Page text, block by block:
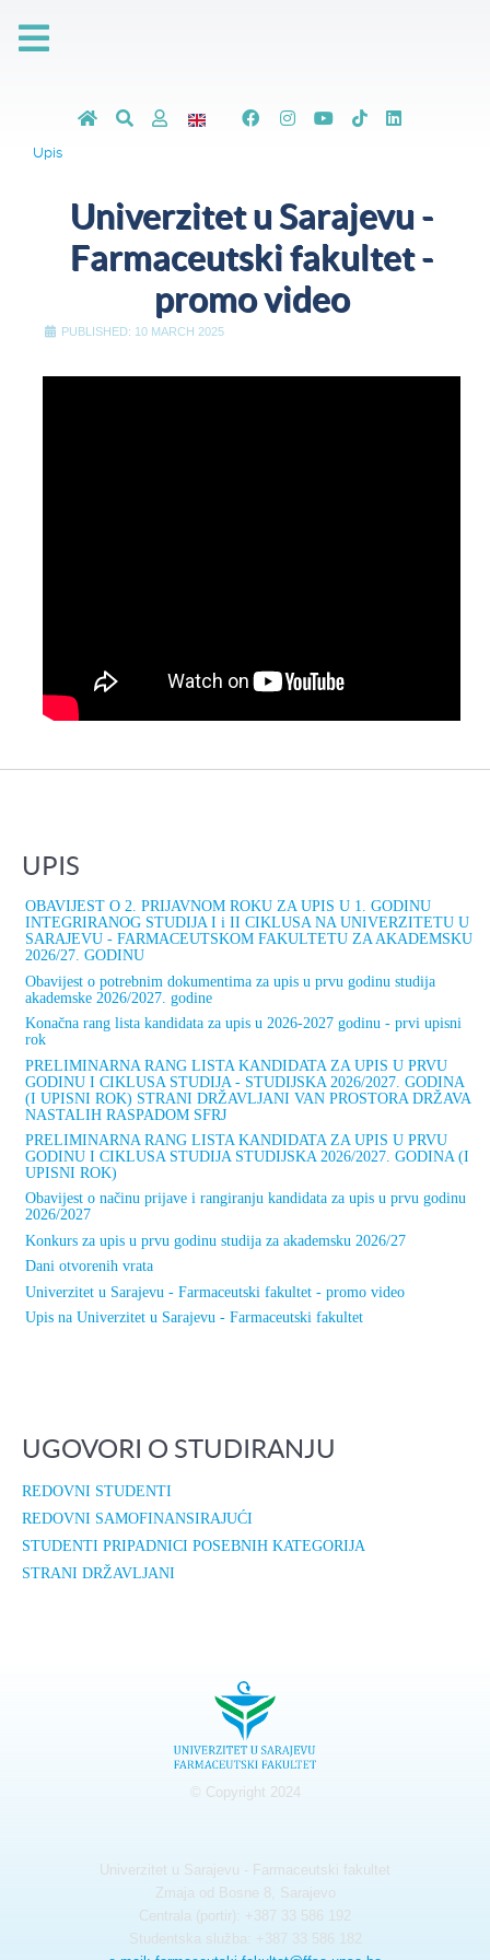
Upis
Univerzitet u Sarajevu -
Farmaceutski fakultet -
promo video
PUBLISHED: 10 MARCH 2025
UPIS
OBAVIJEST O 2. PRIJAVNOM ROKU ZA UPIS U 1. GODINU
INTEGRIRANOG STUDIJA I i II CIKLUSA NA UNIVERZITETU U
SARAJEVU - FARMACEUTSKOM FAKULTETU ZA AKADEMSKU
2026/27. GODINU
Obavijest o potrebnim dokumentima za upis u prvu godinu studija
akademske 2026/2027. godine
Konačna rang lista kandidata za upis u 2026-2027 godinu - prvi upisni
rok
PRELIMINARNA RANG LISTA KANDIDATA ZA UPIS U PRVU
GODINU I CIKLUSA STUDIJA - STUDIJSKA 2026/2027. GODINA
(I UPISNI ROK) STRANI DRŽAVLJANI VAN PROSTORA DRŽAVA
NASTALIH RASPADOM SFRJ
PRELIMINARNA RANG LISTA KANDIDATA ZA UPIS U PRVU
GODINU I CIKLUSA STUDIJA STUDIJSKA 2026/2027. GODINA (I
UPISNI ROK)
Obavijest o načinu prijave i rangiranju kandidata za upis u prvu godinu
2026/2027
Konkurs za upis u prvu godinu studija za akademsku 2026/27
Dani otvorenih vrata
Univerzitet u Sarajevu - Farmaceutski fakultet - promo video
Upis na Univerzitet u Sarajevu - Farmaceutski fakultet
UGOVORI O STUDIRANJU
REDOVNI STUDENTI
REDOVNI SAMOFINANSIRAJUĆI
STUDENTI PRIPADNICI POSEBNIH KATEGORIJA
STRANI DRŽAVLJANI
© Copyright 2024
Univerzitet u Sarajevu - Farmaceutski fakultet
Zmaja od Bosne 8, Sarajevo
Centrala (portir): +387 33 586 192
Studentska služba: +387 33 586 182